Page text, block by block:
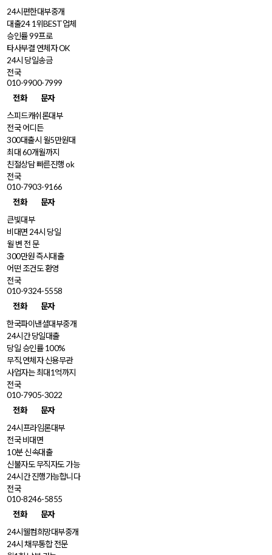
24시편한대부중개
대출24 1위BEST업체
승인률 99프로
타사부결 연체자 OK
24시 당일송금
전국
010-9900-7999
전화
문자
스피드캐쉬론대부
전국 어디든
300대출시 월5만원대
최대 60개월까지
친절상담 빠른진행 ok
전국
010-7903-9166
전화
문자
큰빛대부
비대면 24시 당일
월 변 전 문
300만원 즉시대출
어떤 조건도 환영
전국
010-9324-5558
전화
문자
한국파이낸셜대부중개
24시간 당일대출
당일 승인률 100%
무직,연체자 신용무관
사업자는 최대1억까지
전국
010-7905-3022
전화
문자
24시프라임론대부
전국 비대면
10분 신속대출
신불자도 무직자도 가능
24시간 진행가능합니다
전국
010-8246-5855
전화
문자
24시웰컴희망대부중개
24시 채무통합 전문